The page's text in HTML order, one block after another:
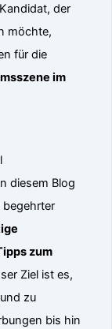
der
möchte,
für die
im
diesem Blog
begehrter
zum
Ziel ist es,
zu
bis hin